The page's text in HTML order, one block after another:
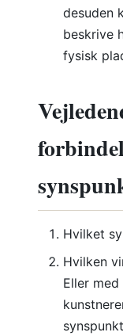
desuden
beskrive
fysisk
Hvilket
Hvilken
Eller